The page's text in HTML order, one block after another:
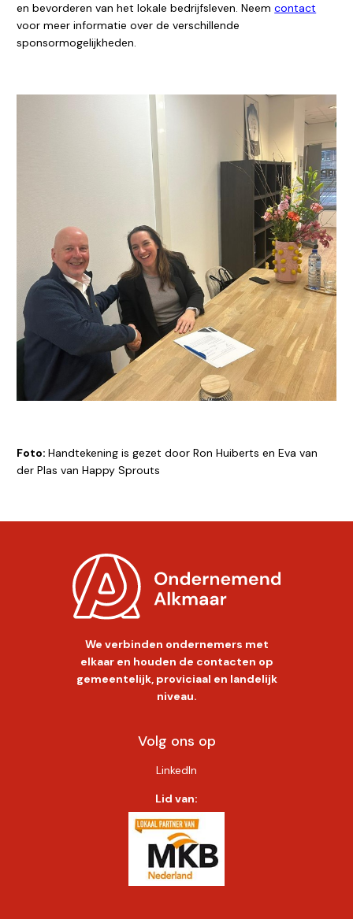
en bevorderen van het lokale bedrijfsleven. Neemcontact
voor meer informatie over de verschillende
sponsormogelijkheden.
Foto:Handtekening is gezet door Ron Huiberts en Eva van
der Plas van Happy Sprouts
We verbinden ondernemers met
elkaar en houden de contacten op
gemeentelijk, proviciaal en landelijk
niveau.
Volg ons op
LinkedIn
Lid van: